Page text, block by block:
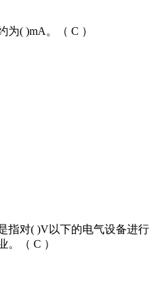
为( )mA。（ C ）
指对( )V以下的电气设备进行
。（ C ）